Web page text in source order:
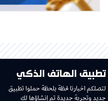
تطبيق الهاتف الذكي
لتصلكم اخبارنا لحظة بلحظة حملوا تطبيق
جديد وتجربة جديدة تم إنشاؤها لك